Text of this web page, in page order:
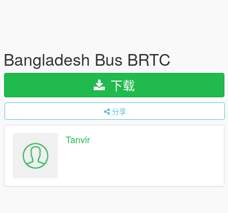
Bangladesh Bus BRTC
下载
分享
Tanvir